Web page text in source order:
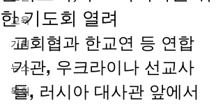
교육
기획
뉴스
목회
한 기도회 열려
교회협과 한교연 등 연합
기관, 우크라이나 선교사
들, 러시아 대사관 앞에서